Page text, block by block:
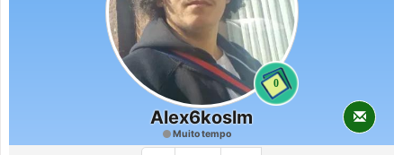
0
Alex6koslm
Muito tempo